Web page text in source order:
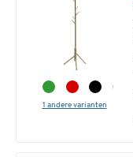
1 andere varianten